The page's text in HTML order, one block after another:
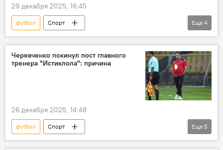
29 декабря 2025, 16:45
футбол
Спорт
Таджикистан: свежие новости спорта
Новости Худжанда и Согдийской области
Еще 4
Черевченко покинул пост главного
тренера "Истиклола": причина
26 декабря 2025, 14:48
футбол
Спорт
Таджикистан: свежие новости спорта
Еще 5